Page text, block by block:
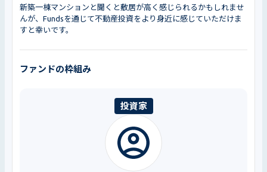
新築一棟マンションと聞くと敷居が高く感じられるかもしれませ
んが、Fundsを通じて不動産投資をより身近に感じていただけま
すと幸いです。
ファンドの枠組み
投資家